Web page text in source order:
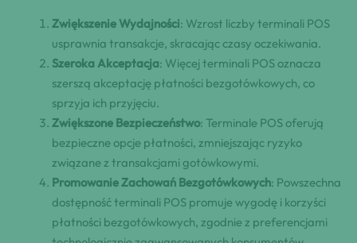
Zwiększenie Wydajności: Wzrost liczby terminali POS
usprawnia transakcje, skracając czasy oczekiwania.
Szeroka Akceptacja: Więcej terminali POS oznacza
szerszą akceptację płatności bezgotówkowych, co
sprzyja ich przyjęciu.
Zwiększone Bezpieczeństwo: Terminale POS oferują
bezpieczne opcje płatności, zmniejszając ryzyko
związane z transakcjami gotówkowymi.
Promowanie Zachowań Bezgotówkowych: Powszechna
dostępność terminali POS promuje wygodę i korzyści
płatności bezgotówkowych, zgodnie z preferencjami